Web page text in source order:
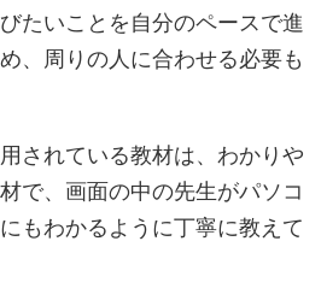
たいことを自分のペースで進
、周りの人に合わせる必要も
されている教材は、わかりや
で、画面の中の先生がパソコ
もわかるように丁寧に教えて